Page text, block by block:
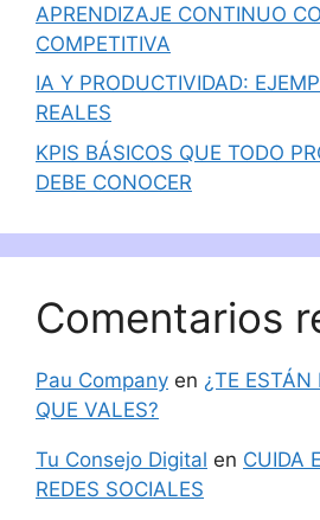
APRENDIZAJE CONTINUO
COMPETITIVA
IA Y PRODUCTIVIDAD:
REALES
KPIS BÁSICOS QUE TODO
DEBE CONOCER
Comentarios
Pau Company en ¿TE ESTÁN
QUE VALES?
Tu Consejo Digital en CUIDA
REDES SOCIALES